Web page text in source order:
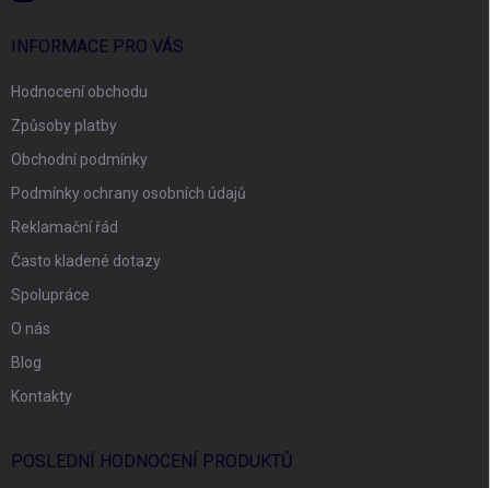
INFORMACE PRO VÁS
Hodnocení obchodu
Způsoby platby
Obchodní podmínky
Podmínky ochrany osobních údajů
Reklamační řád
Často kladené dotazy
Spolupráce
O nás
Blog
Kontakty
POSLEDNÍ HODNOCENÍ PRODUKTŮ